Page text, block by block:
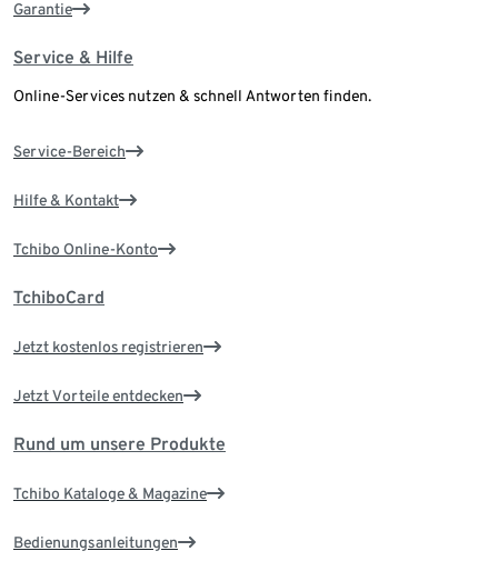
Garantie
Service & Hilfe
Online-Services nutzen & schnell Antworten finden.
Service-Bereich
Hilfe & Kontakt
Tchibo Online-Konto
TchiboCard
Jetzt kostenlos registrieren
Jetzt Vorteile entdecken
Rund um unsere Produkte
Tchibo Kataloge & Magazine
Bedienungsanleitungen